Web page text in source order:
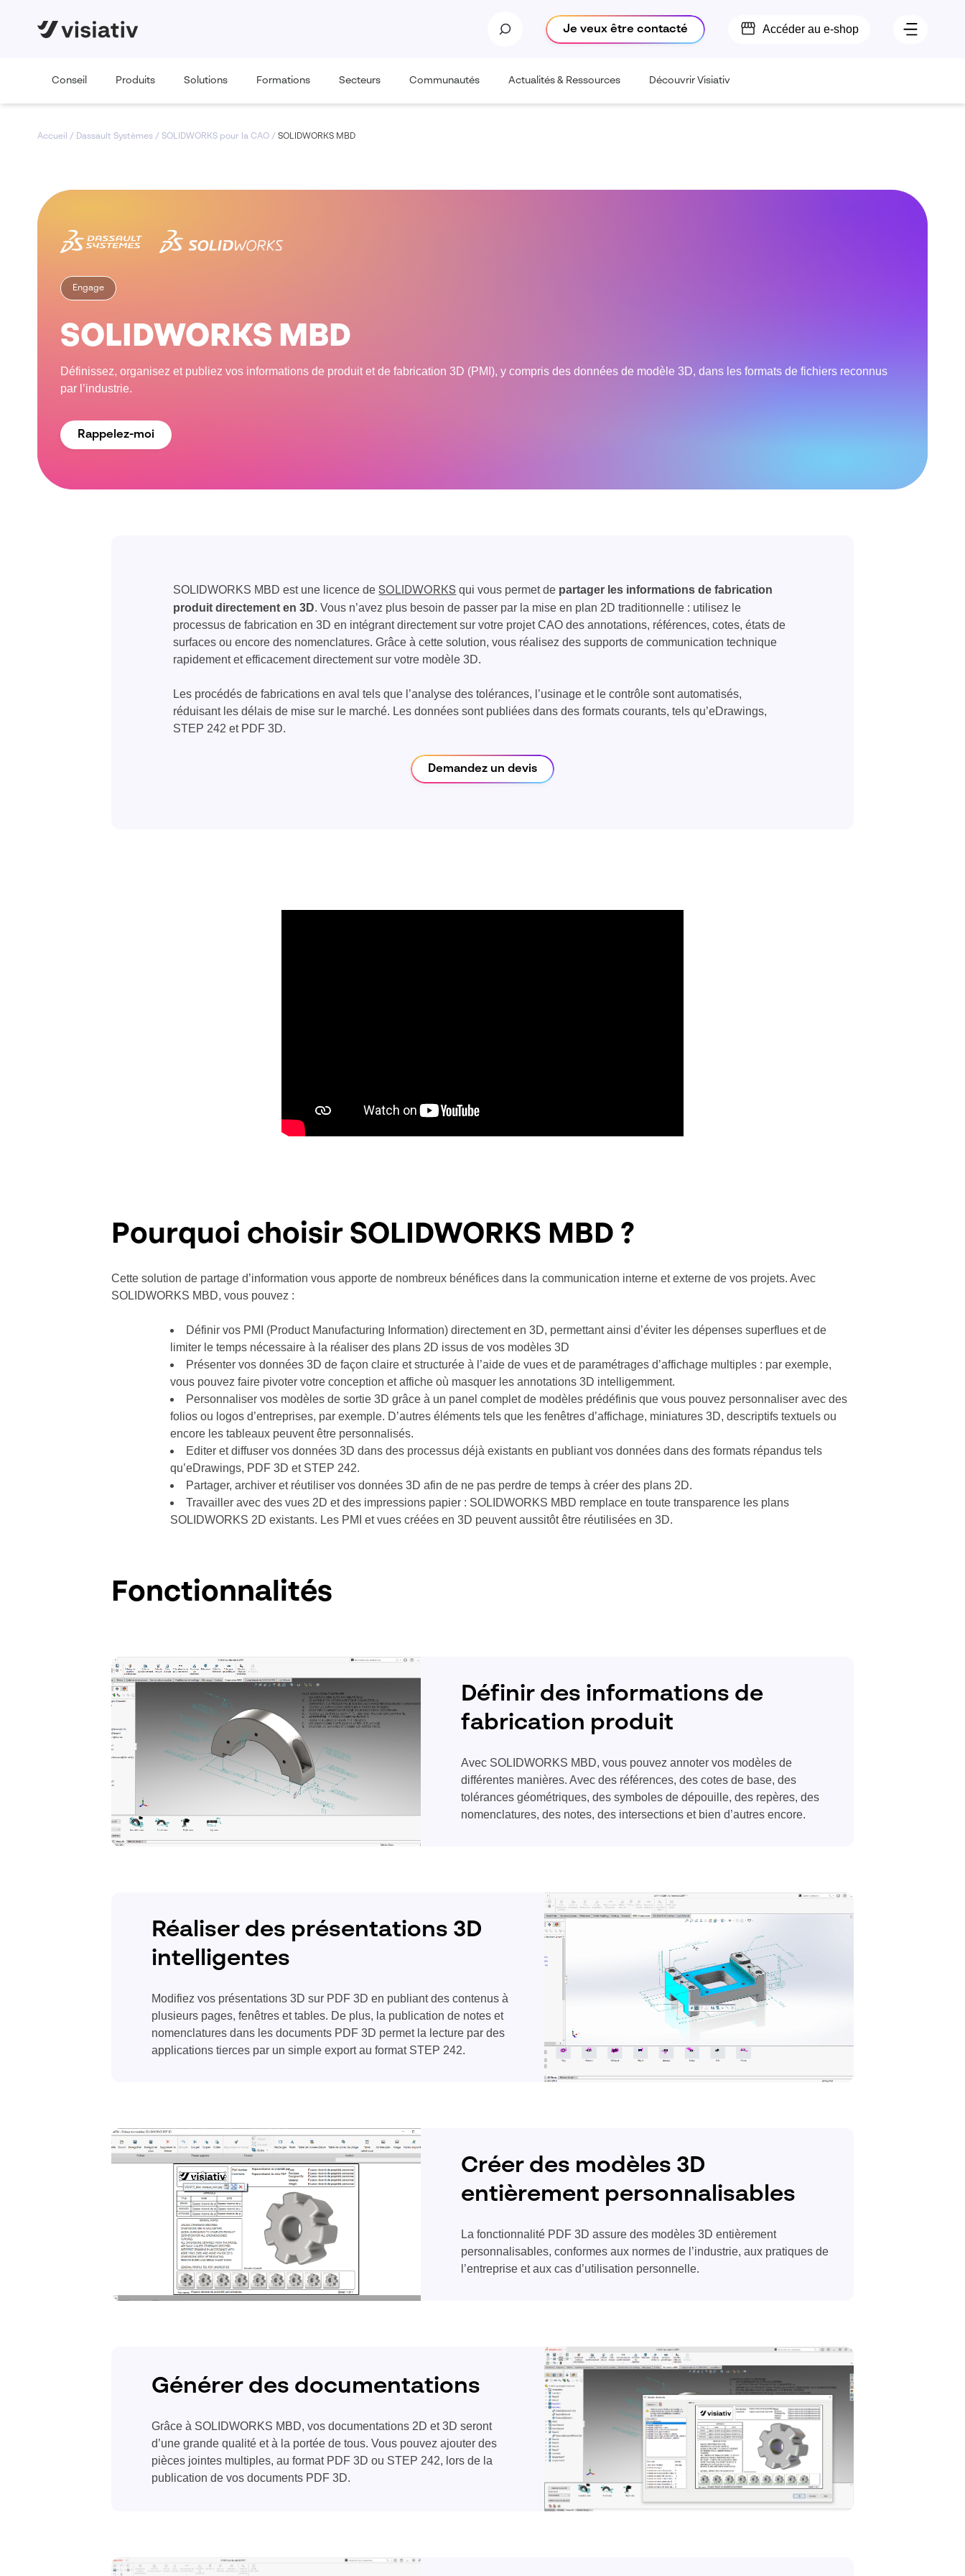
Je veux être contacté Accéder au e-shop
Conseil Produits Solutions Formations Secteurs Communautés Actualités & Ressources Découvrir Visiativ
Accueil / Dassault Systèmes / SOLIDWORKS pour la CAO / SOLIDWORKS MBD
Engage
SOLIDWORKS MBD
Définissez, organisez et publiez vos informations de produit et de fabrication 3D (PMI), y compris des données de modèle 3D, dans les formats de fichiers reconnus
par l’industrie.
Rappelez-moi
SOLIDWORKS MBD est une licence deSOLIDWORKS qui vous permet de partager les informations de fabrication
produit directement en 3D. Vous n’avez plus besoin de passer par la mise en plan 2D traditionnelle : utilisez le
processus de fabrication en 3D en intégrant directement sur votre projet CAO des annotations, références, cotes, états de
surfaces ou encore des nomenclatures. Grâce à cette solution, vous réalisez des supports de communication technique
rapidement et efficacement directement sur votre modèle 3D.
Les procédés de fabrications en aval tels que l’analyse des tolérances, l’usinage et le contrôle sont automatisés,
réduisant les délais de mise sur le marché. Les données sont publiées dans des formats courants, tels qu’eDrawings,
STEP 242 et PDF 3D.
Demandez un devis
Pourquoi choisir SOLIDWORKS MBD ?
Cette solution de partage d’information vous apporte de nombreux bénéfices dans la communication interne et externe de vos projets. Avec
SOLIDWORKS MBD, vous pouvez :
Définir vos PMI (Product Manufacturing Information)directement en 3D, permettant ainsi d’éviter les dépenses superflues et de
limiter le temps nécessaire à la réaliser des plans 2D issus de vos modèles 3D
Présenter vos données 3D de façon claire et structurée à l’aide de vues et de paramétrages d’affichage multiples : par exemple,
vous pouvez faire pivoter votre conception et affiche où masquer les annotations 3D intelligemment.
Personnaliser vos modèles de sortie 3D grâce à un panel complet de modèles prédéfinis que vous pouvez personnaliser avec des
folios ou logos d’entreprises, par exemple. D’autres éléments tels que les fenêtres d’affichage, miniatures 3D, descriptifs textuels ou
encore les tableaux peuvent être personnalisés.
Editer et diffuser vos données 3D dans des processus déjà existants en publiant vos données dans des formats répandus tels
qu’eDrawings, PDF 3D et STEP 242.
Partager, archiver et réutiliser vos données 3D afin de ne pas perdre de temps à créer des plans 2D.
Travailler avec des vues 2D et des impressions papier : SOLIDWORKS MBD remplace en toute transparence les plans
SOLIDWORKS 2D existants. Les PMI et vues créées en 3D peuvent aussitôt être réutilisées en 3D.
Fonctionnalités
Définir des informations de
fabrication produit
Avec SOLIDWORKS MBD, vous pouvez annoter vos modèles de
différentes manières. Avec des références, des cotes de base, des
tolérances géométriques, des symboles de dépouille, des repères, des
nomenclatures, des notes, des intersections et bien d’autres encore.
Réaliser des présentations 3D
intelligentes
Modifiez vos présentations 3D sur PDF 3D en publiant des contenus à
plusieurs pages, fenêtres et tables. De plus, la publication de notes et
nomenclatures dans les documents PDF 3D permet la lecture par des
applications tierces par un simple export au format STEP 242.
Créer des modèles 3D
entièrement personnalisables
La fonctionnalité PDF 3D assure des modèles 3D entièrement
personnalisables, conformes aux normes de l’industrie, aux pratiques de
l’entreprise et aux cas d’utilisation personnelle.
Générer des documentations
Grâce à SOLIDWORKS MBD, vos documentations 2D et 3D seront
d’une grande qualité et à la portée de tous. Vous pouvez ajouter des
pièces jointes multiples, au format PDF 3D ou STEP 242, lors de la
publication de vos documents PDF 3D.